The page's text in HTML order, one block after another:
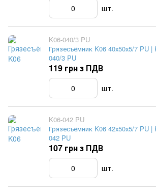
шт.
K06-040/3 PU
Грязесъёмник K06 40х50х5/7 PU |
040/3 PU
119 грн з ПДВ
шт.
K06-042 PU
Грязесъёмник K06 42х50х5/7 PU |
042 PU
107 грн з ПДВ
шт.